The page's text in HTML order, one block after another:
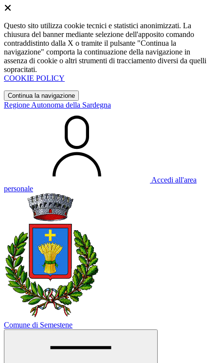
Questo sito utilizza cookie tecnici e statistici anonimizzati. La
chiusura del banner mediante selezione dell'apposito comando
contraddistinto dalla X o tramite il pulsante "Continua la
navigazione" comporta la continuazione della navigazione in
assenza di cookie o altri strumenti di tracciamento diversi da quelli
sopracitati.
COOKIE POLICY
Continua la navigazione
Regione Autonoma della Sardegna
Accedi all'area
personale
Comune di Semestene